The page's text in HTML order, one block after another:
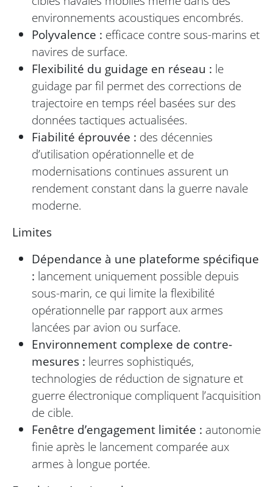
environnements acoustiques encombrés.
Polyvalence : efficace contre sous-marins et
navires de surface.
Flexibilité du guidage en réseau : le
guidage par fil permet des corrections de
trajectoire en temps réel basées sur des
données tactiques actualisées.
Fiabilité éprouvée : des décennies
d’utilisation opérationnelle et de
modernisations continues assurent un
rendement constant dans la guerre navale
moderne.
Limites
Dépendance à une plateforme spécifique
: lancement uniquement possible depuis
sous-marin, ce qui limite la flexibilité
opérationnelle par rapport aux armes
lancées par avion ou surface.
Environnement complexe de contre-
mesures : leurres sophistiqués,
technologies de réduction de signature et
guerre électronique compliquent l’acquisition
de cible.
Fenêtre d’engagement limitée : autonomie
finie après le lancement comparée aux
armes à longue portée.